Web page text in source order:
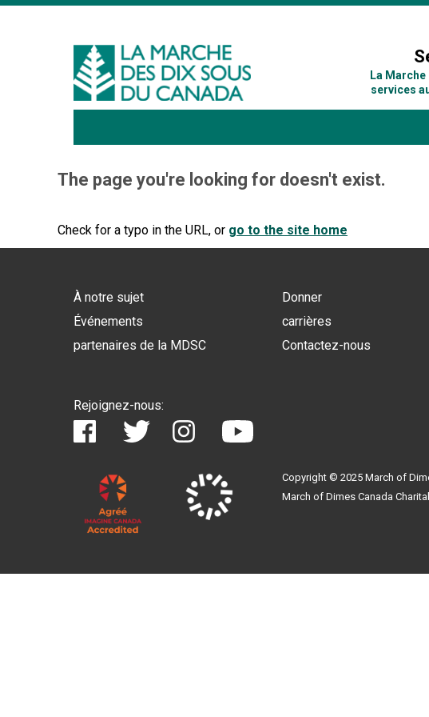
La
services
The page you're looking for doesn't exist.
Check for a typo in the URL, or go to the site home
À notre sujet Donner
Événements
carrières
partenaires de la MDSC
Contactez-nous
Rejoignez-nous:
Copyright © 2025 March of
March of Dimes Canada